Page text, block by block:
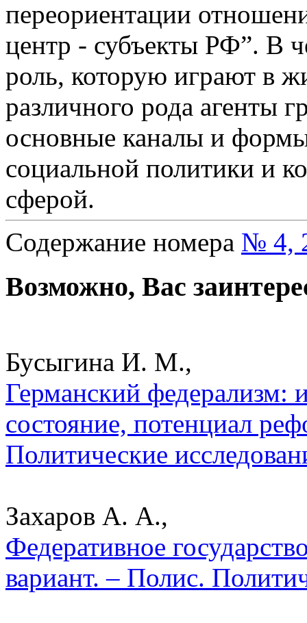
переориентации
центр - субъекты РФ”. В
роль, которую играют в
различного рода агенты
основные каналы и
социальной политики и
сферой.
Содержание номера № 4,
Возможно, Вас
Бусыгина И. М.,
Германский федерализм:
состояние, потенциал
Политические
Захаров А. А.,
Федеративное
вариант. – Полис.